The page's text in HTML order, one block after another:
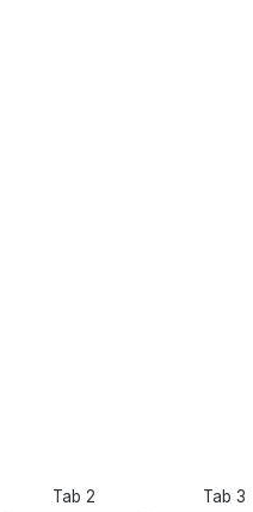
Tab 2 Tab 3